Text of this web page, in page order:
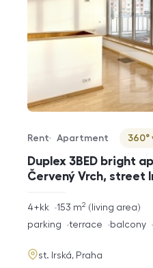
Duplex 3BED bright
Červený Vrch, street
Offer type
Rent
Property type
Apartment
Virtuální prohlídka
360°
rozměry
4+kk living area
153 m2
funkce
parking terrace balcony
adresa
st. Irská, Praha